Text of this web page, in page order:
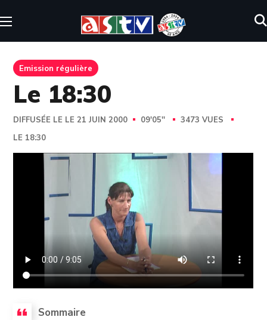
Emission régulière
Le 18:30
DIFFUSÉE LE LE 21 JUIN 2000 09'05''
3473 VUES
LE 18:30
Sommaire